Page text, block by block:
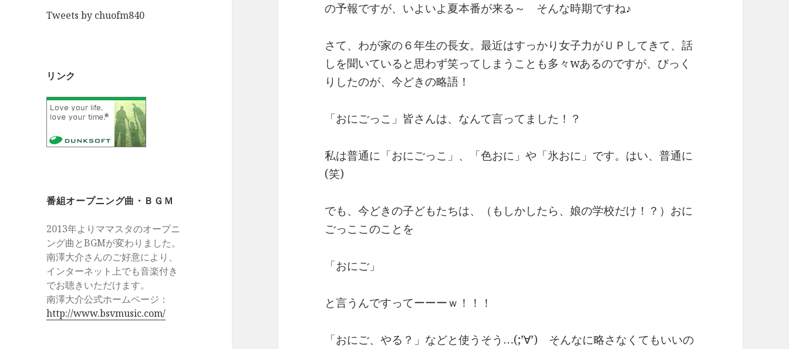
Tweets by chuofm840
リンク
番組オープニング曲・ＢＧＭ
2013年よりママスタのオープニ
ング曲とBGMが変わりました。
南澤大介さんのご好意により、
インターネット上でも音楽付き
でお聴きいただけます。
南澤大介公式ホームページ：
http://www.bsvmusic.com/
の予報ですが、いよいよ夏本番が来る～ そんな時期ですね♪
さて、わが家の６年生の長女。最近はすっかり女子力がＵＰしてきて、話
しを聞いていると思わず笑ってしまうことも多々wあるのですが、びっく
りしたのが、今どきの略語！
「おにごっこ」皆さんは、なんて言ってました！？
私は普通に「おにごっこ」、「色おに」や「氷おに」です。はい、普通に
(笑)
でも、今どきの子どもたちは、（もしかしたら、娘の学校だけ！？）おに
ごっここのことを
「おにご」
と言うんですってーーーｗ！！！
「おにご、やる？」などと使うそう…(;’∀’) そんなに略さなくてもいいの